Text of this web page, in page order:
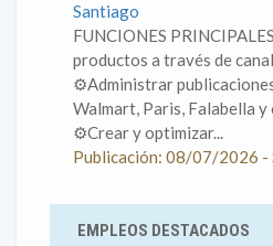
Santiago
FUNCIONES
productos a través de
⚙️Administrar
Walmart, Paris, Falabella
⚙️Crear y optimizar...
Publicación: 08/07/2026 -
EMPLEOS DESTACADOS